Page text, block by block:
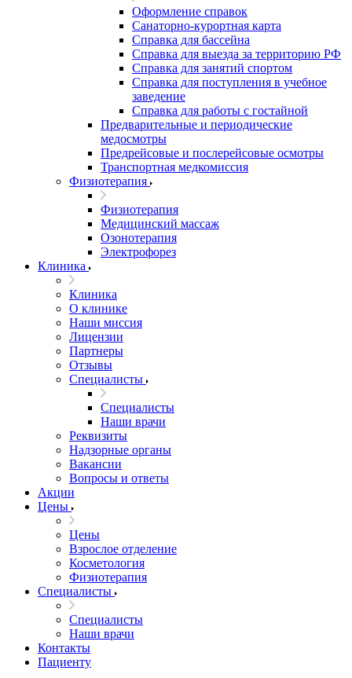
Оформление справок
Санаторно-курортная карта
Справка для бассейна
Справка для выезда за территорию РФ
Справка для занятий спортом
Справка для поступления в учебное
заведение
Справка для работы с гостайной
Предварительные и периодические
медосмотры
Предрейсовые и послерейсовые осмотры
Транспортная медкомиссия
Физиотерапия
Физиотерапия
Медицинский массаж
Озонотерапия
Электрофорез
Клиника
Клиника
О клинике
Наши миссия
Лицензии
Партнеры
Отзывы
Специалисты
Специалисты
Наши врачи
Реквизиты
Надзорные органы
Вакансии
Вопросы и ответы
Акции
Цены
Цены
Взрослое отделение
Косметология
Физиотерапия
Специалисты
Специалисты
Наши врачи
Контакты
Пациенту